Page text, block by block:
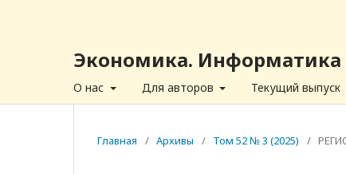
Экономика. Информатика
О нас Для авторов Текущий выпуск
Главная / Архивы / Том 52 № 3 (2025) /